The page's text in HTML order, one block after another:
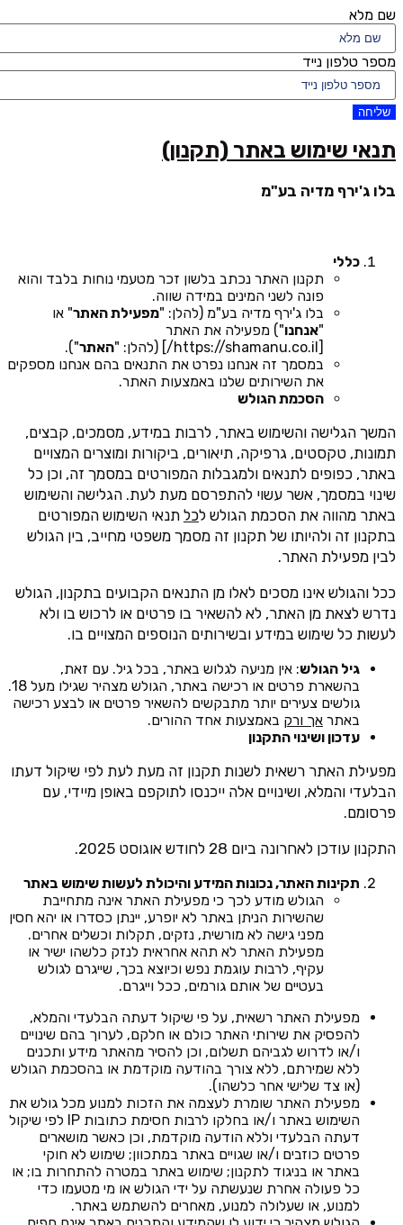
שם מלא
מספר טלפון נייד
שליחה
תנאי שימוש באתר (תקנון)
בלו ג'ירף מדיה בע"מ
כללי
תקנון האתר נכתב בלשון זכר מטעמי נוחות בלבד והוא
פונה לשני המינים במידה שווה.
בלו ג'ירף מדיה בע"מ (להלן: "מפעילת האתר" או
"אנחנו") מפעילה את האתר
האתר").
במסמך זה אנחנו נפרט את התנאים בהם אנחנו מספקים
את השירותים שלנו באמצעות האתר.
הסכמת הגולש
המשך הגלישה והשימוש באתר, לרבות במידע, מסמכים, קבצים,
תמונות, טקסטים, גרפיקה, תיאורים, ביקורות ומוצרים המצויים
באתר, כפופים לתנאים ולמגבלות המפורטים במסמך זה, וכן כל
שינוי במסמך, אשר עשוי להתפרסם מעת לעת. הגלישה והשימוש
באתר מהווה את הסכמת הגולש לכל תנאי השימוש המפורטים
בתקנון זה ולהיותו של תקנון זה מסמך משפטי מחייב, בין הגולש
לבין מפעילת האתר.
ככל והגולש אינו מסכים לאלו מן התנאים הקבועים בתקנון, הגולש
נדרש לצאת מן האתר, לא להשאיר בו פרטים או לרכוש בו ולא
לעשות כל שימוש במידע ובשירותים הנוספים המצויים בו.
גיל הגולש: אין מניעה לגלוש באתר, בכל גיל. עם זאת,
בהשארת פרטים או רכישה באתר, הגולש מצהיר שגילו מעל 18.
גולשים צעירים יותר מתבקשים להשאיר פרטים או לבצע רכישה
באתר אך ורק באמצעות אחד ההורים.
עדכון ושינוי התקנון
מפעילת האתר רשאית לשנות תקנון זה מעת לעת לפי שיקול דעתו
הבלעדי והמלא, ושינויים אלה ייכנסו לתוקפם באופן מיידי, עם
פרסומם.
התקנון עודכן לאחרונה ביום 28 לחודש אוגוסט 2025.
תקינות האתר, נכונות המידע והיכולת לעשות שימוש באתר
הגולש מודע לכך כי מפעילת האתר אינה מתחייבת
שהשירות הניתן באתר לא יופרע, יינתן כסדרו או יהא חסין
מפני גישה לא מורשית, נזקים, תקלות וכשלים אחרים.
מפעילת האתר לא תהא אחראית לנזק כלשהו ישיר או
עקיף, לרבות עוגמת נפש וכיוצא בכך, שייגרם לגולש
בעטיים של אותם גורמים, ככל וייגרם.
מפעילת האתר רשאית, על פי שיקול דעתה הבלעדי והמלא,
להפסיק את שירותי האתר כולם או חלקם, לערוך בהם שינויים
ו/או לדרוש לגביהם תשלום, וכן להסיר מהאתר מידע ותכנים
ללא שמירתם, ללא צורך בהודעה מוקדמת או בהסכמת הגולש
(או צד שלישי אחר כלשהו).
מפעילת האתר שומרת לעצמה את הזכות למנוע מכל גולש את
השימוש באתר ו/או בחלקו לרבות חסימת כתובות IP לפי שיקול
דעתה הבלעדי וללא הודעה מוקדמת, וכן כאשר מושארים
פרטים כוזבים ו/או שגויים באתר במתכוון; שימוש לא חוקי
באתר או בניגוד לתקנון; שימוש באתר במטרה להתחרות בו; או
כל פעולה אחרת שנעשתה על ידי הגולש או מי מטעמו כדי
למנוע, או שעלולה למנוע, מאחרים להשתמש באתר.